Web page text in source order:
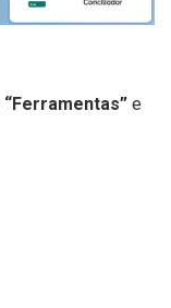
“Ferramentas” e